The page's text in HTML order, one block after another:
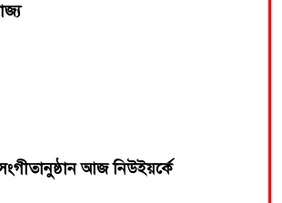
আজ নিউইয়র্কে